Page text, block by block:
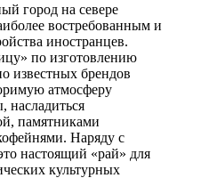
город на севере
востребованным и
иностранцев.
по изготовлению
известных брендов
атмосферу
насладиться
памятниками
Наряду с
настоящий «рай» для
культурных